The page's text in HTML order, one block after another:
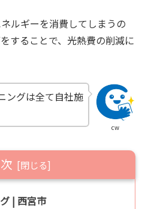
ルギーを消費してしまうの
することで、光熱費の削減に
cw
ングは全て自社施
| 西宮市